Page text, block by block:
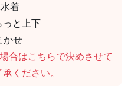
着
っと上下
かせ
合はこちらで決めさせて
ください。